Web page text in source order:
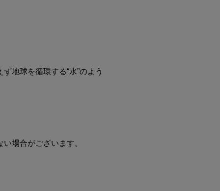
地球を循環する“水”のよう
場合がございます。